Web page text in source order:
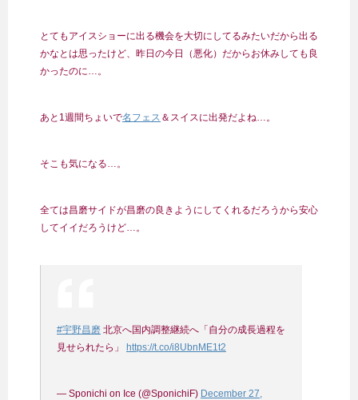
とてもアイスショーに出る機会を大切にしてるみたいだから出る
かなとは思ったけど、昨日の今日（悪化）だからお休みしても良
かったのに…。
あと1週間ちょいで名フェス ＆スイスに出発だよね…。
そこも気になる…。
全ては昌磨サイドが昌磨の良きようにしてくれるだろうから安心
してイイだろうけど…。
#宇野昌磨 北京へ国内調整継続へ「自分の成長過程を
見せられたら」 https://t.co/i8UbnME1t2
— Sponichi on Ice (@SponichiF) December 27,